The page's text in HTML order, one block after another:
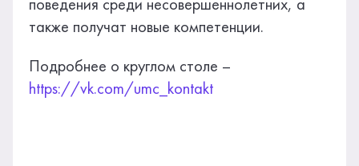
поведения среди несовершеннолетних, а
также получат новые компетенции.
Подробнее о круглом столе –
https://vk.com/umc_kontakt